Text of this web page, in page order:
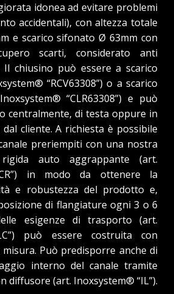
idonea ad evitare problemi
accidentali), con altezza totale
e scarico sifonato Ø 63mm con
scarti, considerato anti
chiusino può essere a scarico
“RCV63308”) o a scarico
“CLR63308”) e può
centralmente, di testa oppure in
cliente. A richiesta è possibile
preriempiti con una nostra
auto aggrappante (art.
in modo da ottenere la
e robustezza del prodotto e,
di flangiature ogni 3 o 6
esigenze di trasporto (art.
può essere costruita con
Può predisporre anche di
interno del canale tramite
diffusore (art. Inoxsystem® “IL”).